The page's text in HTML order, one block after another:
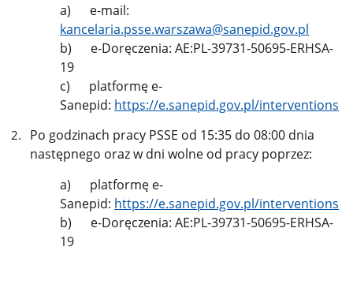
a) e-mail:
kancelaria.psse.warszawa@sanepid.gov.pl
b) e-Doręczenia: AE:PL-39731-50695-ERHSA-
19
c) platformę e-
Sanepid: https://e.sanepid.gov.pl/interventions
Po godzinach pracy PSSE od 15:35 do 08:00 dnia
następnego oraz w dni wolne od pracy poprzez:
a) platformę e-
Sanepid: https://e.sanepid.gov.pl/interventions
b) e-Doręczenia: AE:PL-39731-50695-ERHSA-
19